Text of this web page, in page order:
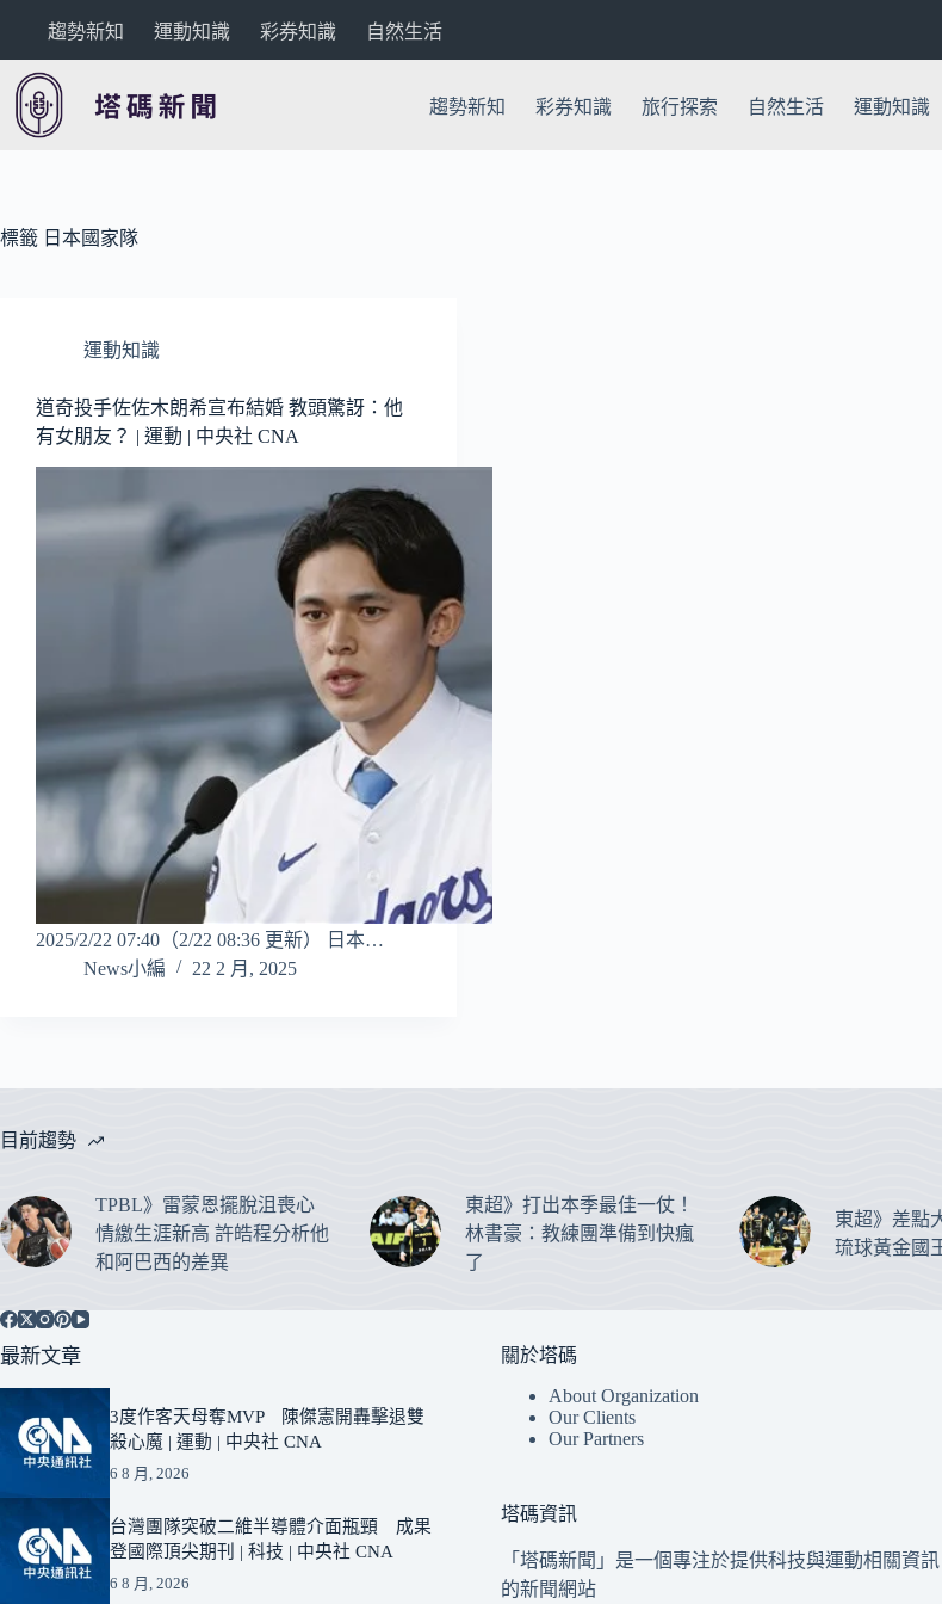
要
內
趨勢新知 運動知識 彩券知識 自然生活
趨勢新知 彩券知識 旅行探索 自然生活 運動知識
標籤 日本國家隊
運動知識
道奇投手佐佐木朗希宣布結婚 教頭驚訝：他
有女朋友？ | 運動 | 中央社 CNA
2025/2/22 07:40（2/22 08:36 更新） 日本…
News小編
22 2 月, 2025
目前趨勢
TPBL》雷蒙恩擺脫沮喪心
情繳生涯新高 許皓程分析他
和阿巴西的差異
東超》打出本季最佳一仗！
林書豪：教練團準備到快瘋
了
東超》差點
琉球黃金國
最新文章
3度作客天母奪MVP 陳傑憲開轟擊退雙
殺心魔 | 運動 | 中央社 CNA
6 8 月, 2026
台灣團隊突破二維半導體介面瓶頸 成果
登國際頂尖期刊 | 科技 | 中央社 CNA
6 8 月, 2026
關於塔碼
About Organization
Our Clients
Our Partners
塔碼資訊
「塔碼新聞」是一個專注於提供科技與運動相關資訊
的新聞網站